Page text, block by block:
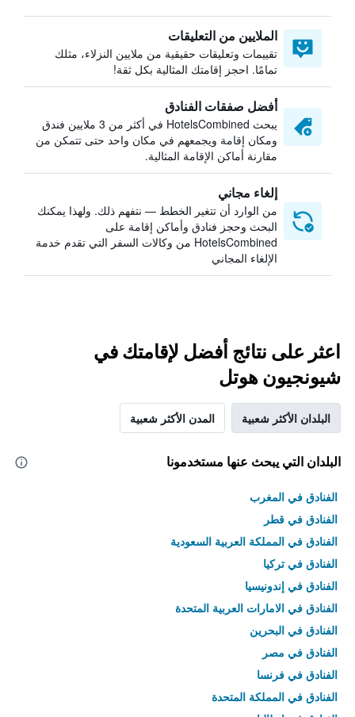
الملايين من التعليقات
تقييمات وتعليقات حقيقية من ملايين النزلاء، مثلك
تمامًا. احجز إقامتك المثالية بكل ثقة!
أفضل صفقات الفنادق
يبحث HotelsCombined في أكثر من 3 ملايين فندق
ومكان إقامة ويجمعهم في مكان واحد حتى تتمكن من
مقارنة أماكن الإقامة المثالية.
إلغاء مجاني
من الوارد أن تتغير الخطط — نتفهم ذلك. ولهذا يمكنك
البحث وحجز فنادق وأماكن إقامة على
HotelsCombined من وكالات السفر التي تقدم خدمة
الإلغاء المجاني
اعثر على نتائج أفضل لإقامتك في
شيونجيون هوتل
البلدان الأكثر شعبية المدن الأكثر شعبية
البلدان التي يبحث عنها مستخدمونا
الفنادق في المغرب
الفنادق في قطر
الفنادق في المملكة العربية السعودية
الفنادق في تركيا
الفنادق في إندونيسيا
الفنادق في الامارات العربية المتحدة
الفنادق في البحرين
الفنادق في مصر
الفنادق في فرنسا
الفنادق في المملكة المتحدة